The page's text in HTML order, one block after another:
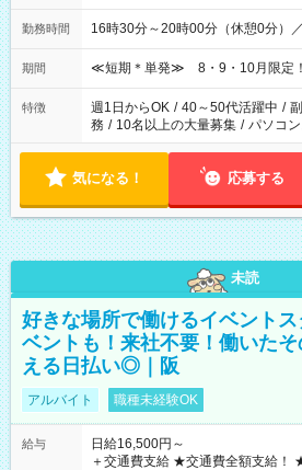
勤務時間 16時30分～20時00分（休憩0分）
期間 ≪短期＊単発≫ 8・9・10月限定！
特徴 週1日からOK / 40～50代活躍中 /
務 / 10名以上の大量募集 / パソコ
気になる！ 応募する
未読
好きな場所で働けるイベント
ベントも！来社不要！働いた
える日払い◎｜阪
アルバイト 職種未経験OK
給与
日給16,500円～
＋交通費支給 ★交通費全額支給！ ★日払いOK！（規定あり） ┗